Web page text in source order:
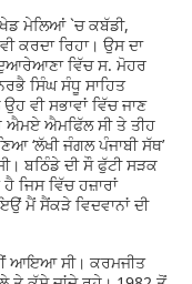
ਮੇਲਿਆਂ `ਚ ਕਬੱਡੀ,
ਕਰਦਾ ਰਿਹਾ। ਉਸ ਦਾ
ਵਿੱਚ ਸ. ਮੋਹਰ
ਸਿੰਘ ਸੰਧੂ ਸਾਹਿਤ
ਵੀ ਸਭਾਵਾਂ ਵਿੱਚ ਜਾਣ
ਐਮਫਿੱਲ ਸੀ ਤੇ ਤੀਹ
‘ਲੱਖੀ ਜੰਗਲ ਪੰਜਾਬੀ ਸੱਥ’
ਬਠਿੰਡੇ ਦੀ ਸੌ ਫੁੱਟੀ ਸੜਕ
ਜਿਸ ਵਿੱਚ ਹਜ਼ਾਰਾਂ
ਮੈਂ ਸੈਂਕੜੇ ਵਿਦਵਾਨਾਂ ਦੀ
ਆਇਆ ਸੀ। ਕਰਮਜੀਤ